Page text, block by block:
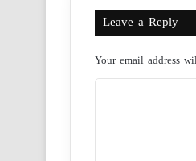
Leave a Reply
Your email address